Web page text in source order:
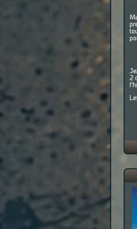
2